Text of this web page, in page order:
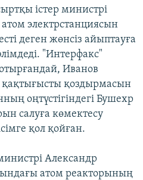
істер министрі
электрстанциясын
деген жөнсіз айыптауға
"Интерфакс"
отырғандай, Иванов
қоздырмасын
оңтүстігіндегі Бушехр
салуға көмектесу
қол қойған.
Александр
атом реакторының